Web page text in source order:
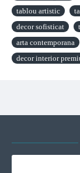
tablou artistic
decor sofisticat
arta contemporana
decor interior